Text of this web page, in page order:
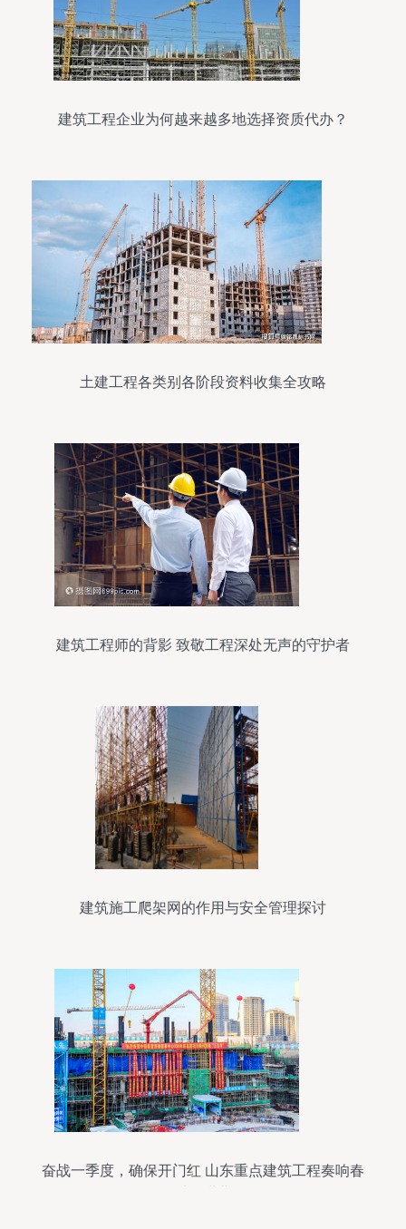
建筑工程企业为何越来越多地选择资质代办？
土建工程各类别各阶段资料收集全攻略
建筑工程师的背影 致敬工程深处无声的守护者
建筑施工爬架网的作用与安全管理探讨
奋战一季度，确保开门红 山东重点建筑工程奏响春